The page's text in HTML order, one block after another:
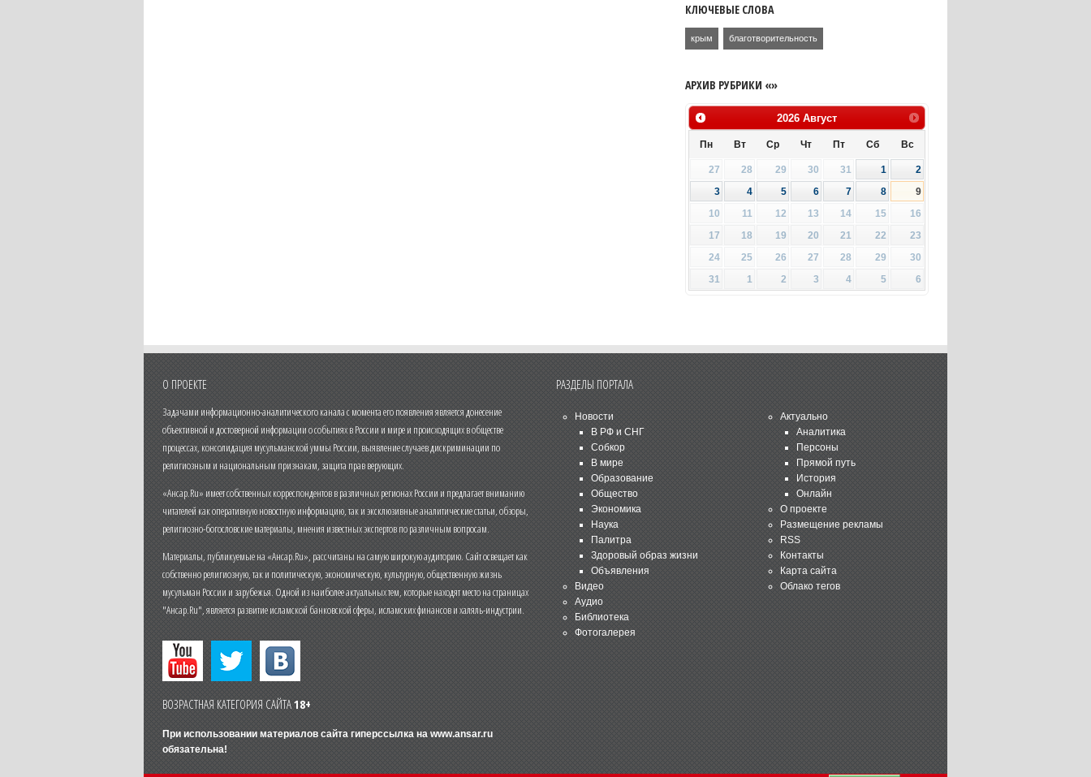
КЛЮЧЕВЫЕ СЛОВА
крым благотворительность
АРХИВ РУБРИКИ «»
2026 Август
Пн Вт Ср Чт Пт Сб Вс
27 28 29 30 31 1
2
3
4 5 6 7 8
9
10
11 12 13 14 15
16
17
18 19 20 21 22
23
24
25 26 27 28 29
30
31
1 2 3 4 5 6
О ПРОЕКТЕ
Задачами информационно-аналитического канала с момента его появления является донесение
объективной и достоверной информации о событиях в России и мире и происходящих в обществе
процессах, консолидация мусульманской уммы России, выявление случаев дискриминации по
религиозным и национальным признакам, защита прав верующих.
«Ансар.Ru» имеет собственных корреспондентов в различных регионах России и предлагает вниманию
читателей как оперативную новостную информацию, так и эксклюзивные аналитические статьи, обзоры,
религиозно-богословские материалы, мнения известных экспертов по различным вопросам.
Материалы, публикуемые на «Ансар.Ru», рассчитаны на самую широкую аудиторию. Сайт освещает как
собственно религиозную, так и политическую, экономическую, культурную, общественную жизнь
мусульман России и зарубежья. Одной из наиболее актуальных тем, которые находят место на страницах
"Ансар.Ru", является развитие исламской банковской сферы, исламских финансов и халяль-индустрии.
ВОЗРАСТНАЯ КАТЕГОРИЯ САЙТА18+
При использовании материалов сайта гиперссылка на www.ansar.ru
обязательна!
РАЗДЕЛЫ ПОРТАЛА
Новости
В РФ и СНГ
Собкор
В мире
Образование
Общество
Экономика
Наука
Палитра
Здоровый образ жизни
Объявления
Видео
Аудио
Библиотека
Фотогалерея
Актуально
Аналитика
Персоны
Прямой путь
История
Онлайн
О проекте
Размещение рекламы
RSS
Контакты
Карта сайта
Облако тегов